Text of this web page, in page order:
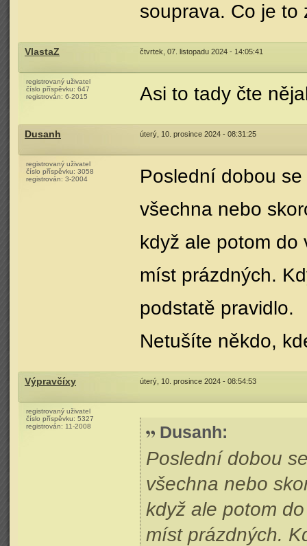
souprava. Co je to
VlastaZ čtvrtek, 07. listopadu 2024 - 14:05:41
registrovaný uživatel
číslo příspěvku: 647
registrován: 6-2015 Asi to tady čte
Dusanh úterý, 10. prosince 2024 - 08:31:25
registrovaný uživatel
číslo příspěvku: 3058
registrován: 3-2004
Poslední dobou
všechna nebo
když ale potom do
míst prázdných.
podstatě pravidlo.
Netušíte někdo,
Výpravčíxy úterý, 10. prosince 2024 - 08:54:53
registrovaný uživatel
číslo příspěvku: 5327
registrován: 11-2008 Dusanh:
Poslední dobou
všechna nebo
když ale potom
míst prázdných.